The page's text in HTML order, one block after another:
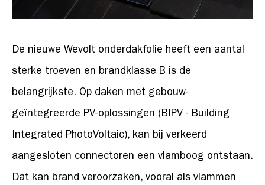
De nieuwe Wevolt onderdakfolie heeft een aantal
sterke troeven en brandklasse B is de
belangrijkste. Op daken met gebouw-
geïntegreerde PV-oplossingen (BIPV - Building
Integrated PhotoVoltaic), kan bij verkeerd
aangesloten connectoren een vlamboog ontstaan.
Dat kan brand veroorzaken, vooral als vlammen